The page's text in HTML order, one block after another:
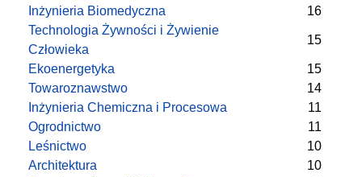
Inżynieria Biomedyczna
16
Technologia Żywności i Żywienie
Człowieka
15
Ekoenergetyka
15
Towaroznawstwo
14
Inżynieria Chemiczna i Procesowa
11
Ogrodnictwo
11
Leśnictwo
10
Architektura
10